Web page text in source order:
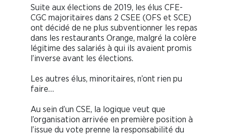
Suite aux élections de 2019, les élus CFE-
CGC majoritaires dans 2 CSEE (OFS et SCE)
ont décidé de ne plus subventionner les repas
dans les restaurants Orange, malgré la colère
légitime des salariés à qui ils avaient promis
l’inverse avant les élections.
Les autres élus, minoritaires, n’ont rien pu
faire…
Au sein d’un CSE, la logique veut que
l’organisation arrivée en première position à
l’issue du vote prenne la responsabilité du